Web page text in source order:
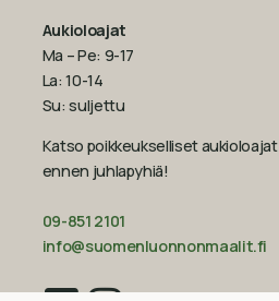
Aukioloajat
Ma – Pe: 9-17
La: 10-14
Su: suljettu
Katso poikkeukselliset aukioloajat
ennen juhlapyhiä!‍
09-851 2101
info@suomenluonnonmaalit.fi